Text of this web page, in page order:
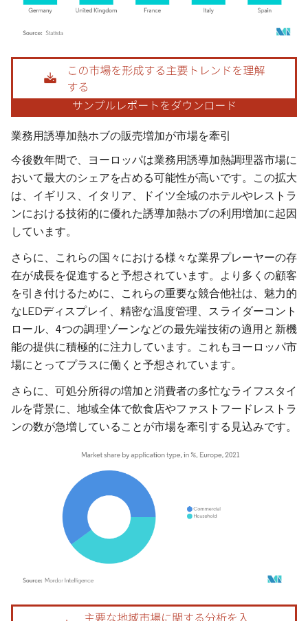
画像 © Mordor Intelligence。再利用にはCC BY 4.0の表示が必要です。
業務用誘導加熱ホブの販売増加が市場を牽引
今後数年間で、ヨーロッパは業務用誘導加熱調理器市場に
おいて最大のシェアを占める可能性が高いです。この拡大
は、イギリス、イタリア、ドイツ全域のホテルやレストラ
ンにおける技術的に優れた誘導加熱ホブの利用増加に起因
しています。
さらに、これらの国々における様々な業界プレーヤーの存
在が成長を促進すると予想されています。より多くの顧客
を引き付けるために、これらの重要な競合他社は、魅力的
なLEDディスプレイ、精密な温度管理、スライダーコント
ロール、4つの調理ゾーンなどの最先端技術の適用と新機
能の提供に積極的に注力しています。これもヨーロッパ市
場にとってプラスに働くと予想されています。
さらに、可処分所得の増加と消費者の多忙なライフスタイ
ルを背景に、地域全体で飲食店やファストフードレストラ
ンの数が急増していることが市場を牽引する見込みです。
画像 © Mordor Intelligence。再利用にはCC BY 4.0の表示が必要です。